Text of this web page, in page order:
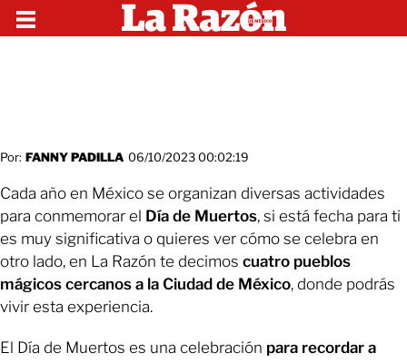
Por: FANNY PADILLA 06/10/2023 00:02:19
Cada año en México se organizan diversas actividades
para conmemorar el Día de Muertos, si está fecha para ti
es muy significativa o quieres ver cómo se celebra en
otro lado, en La Razón te decimos cuatro pueblos
mágicos cercanos a la Ciudad de México, donde podrás
vivir esta experiencia.
El Día de Muertos es una celebración para recordar a